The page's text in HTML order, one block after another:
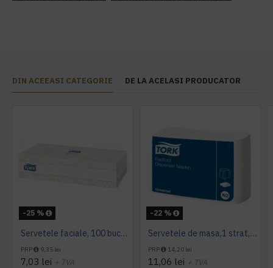
DIN ACEEASI CATEGORIE DE LA ACELASI PRODUCATOR
-25 %
Servetele faciale, 100 bucati / pachet, Tork
PRP 9,35 lei
7,03 lei + TVA
-22 %
Servetele de masa,1 strat, Tork, 300 buc/pachet
PRP 14,20 lei
11,06 lei + TVA